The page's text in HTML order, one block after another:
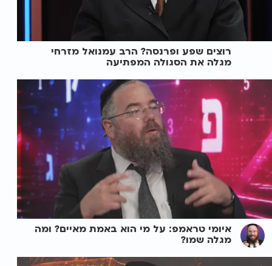
רוצים שפע ופרנסה? הרב עמנואל מזרחי
מגלה את הסגולה המפתיעה
איומי טראמפ: על מי הוא באמת מאיים? ומה
מגלה שמו?